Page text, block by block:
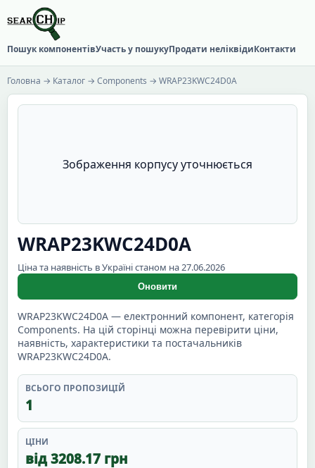
Пошук компонентівУчасть у пошукуПродати неліквідиКонтакти
Головна → Каталог → Components → WRAP23KWC24D0A
Зображення корпусу уточнюється
WRAP23KWC24D0A
Ціна та наявність в Україні станом на 27.06.2026
Оновити
WRAP23KWC24D0A — електронний компонент, категорія
Components. На цій сторінці можна перевірити ціни,
наявність, характеристики та постачальників
WRAP23KWC24D0A.
ВСЬОГО ПРОПОЗИЦІЙ
1
ЦІНИ
від 3208.17 грн